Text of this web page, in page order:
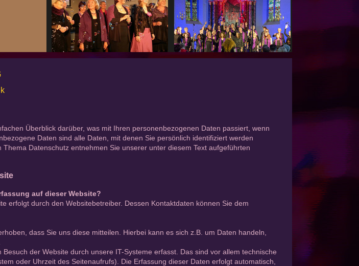
Überblick darüber, was mit Ihren personenbezogenen Daten passiert, wenn
Daten sind alle Daten, mit denen Sie persönlich identifiziert werden
Datenschutz entnehmen Sie unserer unter diesem Text aufgeführten
auf dieser Website?
erfolgt durch den Websitebetreiber. Dessen Kontaktdaten können Sie dem
dass Sie uns diese mitteilen. Hierbei kann es sich z.B. um Daten handeln,
der Website durch unsere IT-Systeme erfasst. Das sind vor allem technische
oder Uhrzeit des Seitenaufrufs). Die Erfassung dieser Daten erfolgt automatisch,